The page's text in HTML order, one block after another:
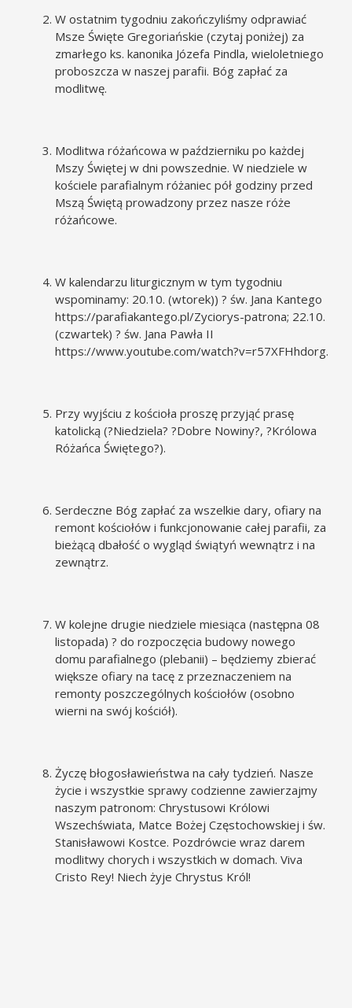
W ostatnim tygodniu zakończyliśmy odprawiać
Msze Święte Gregoriańskie (czytaj poniżej) za
zmarłego ks. kanonika Józefa Pindla, wieloletniego
proboszcza w naszej parafii. Bóg zapłać za
modlitwę.
Modlitwa różańcowa w październiku po każdej
Mszy Świętej w dni powszednie. W niedziele w
kościele parafialnym różaniec pół godziny przed
Mszą Świętą prowadzony przez nasze róże
różańcowe.
W kalendarzu liturgicznym w tym tygodniu
wspominamy: 20.10. (wtorek)) ? św. Jana Kantego
https://parafiakantego.pl/Zyciorys-patrona; 22.10.
(czwartek) ? św. Jana Pawła II
https://www.youtube.com/watch?v=r57XFHhdorg.
Przy wyjściu z kościoła proszę przyjąć prasę
katolicką (?Niedziela? ?Dobre Nowiny?, ?Królowa
Różańca Świętego?).
Serdeczne Bóg zapłać za wszelkie dary, ofiary na
remont kościołów i funkcjonowanie całej parafii, za
bieżącą dbałość o wygląd świątyń wewnątrz i na
zewnątrz.
W kolejne drugie niedziele miesiąca (następna 08
listopada) ? do rozpoczęcia budowy nowego
domu parafialnego (plebanii) – będziemy zbierać
większe ofiary na tacę z przeznaczeniem na
remonty poszczególnych kościołów (osobno
wierni na swój kościół).
Życzę błogosławieństwa na cały tydzień. Nasze
życie i wszystkie sprawy codzienne zawierzajmy
naszym patronom: Chrystusowi Królowi
Wszechświata, Matce Bożej Częstochowskiej i św.
Stanisławowi Kostce. Pozdrówcie wraz darem
modlitwy chorych i wszystkich w domach. Viva
Cristo Rey! Niech żyje Chrystus Król!